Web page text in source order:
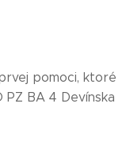
pomoci, ktoré
PZ BA 4 Devínska